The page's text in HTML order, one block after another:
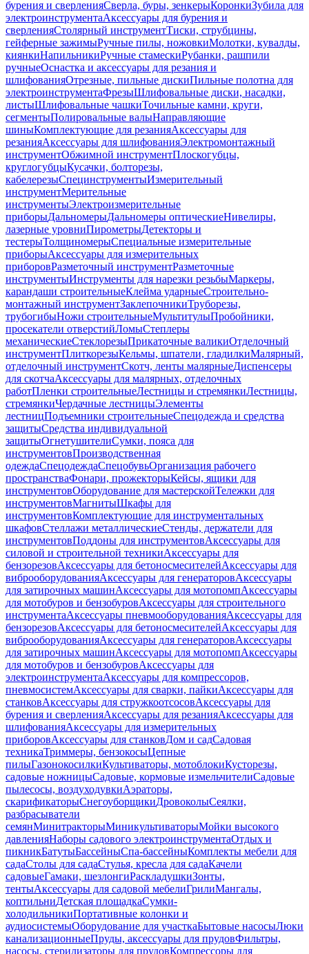
бурения и сверленияСверла, буры, зенкерыКоронкиЗубила для
электроинструментаАксессуары для бурения и
сверленияСтолярный инструментТиски, струбцины,
гейферные зажимыРучные пилы, ножовкиМолотки, кувалды,
киянкиНапильникиРучные стамескиРубанки, рашпили
ручныеОснастка и аксессуары для резания и
шлифованияОтрезные, пильные дискиПильные полотна для
электроинструментаФрезыШлифовальные диски, насадки,
листыШлифовальные чашкиТочильные камни, круги,
сегментыПолировальные валыНаправляющие
шиныКомплектующие для резанияАксессуары для
резанияАксессуары для шлифованияЭлектромонтажный
инструментОбжимной инструментПлоскогубцы,
круглогубцыКусачки, болторезы,
кабелерезыСпецинструментыИзмерительный
инструментМерительные
инструментыЭлектроизмерительные
приборыДальномерыДальномеры оптическиеНивелиры,
лазерные уровниПирометрыДетекторы и
тестерыТолщиномерыСпециальные измерительные
приборыАксессуары для измерительных
приборовРазметочный инструментРазметочные
инструментыИнструменты для нарезки резьбыМаркеры,
карандаши строительныеКлейма ударныеСтроительно-
монтажный инструментЗаклепочникиТруборезы,
трубогибыНожи строительныеМультитулыПробойники,
просекатели отверстийЛомыСтеплеры
механическиеСтеклорезыПрикаточные валикиОтделочный
инструментПлиткорезыКельмы, шпатели, гладилкиМалярный,
отделочный инструментСкотч, ленты малярныеДиспенсеры
для скотчаАксессуары для малярных, отделочных
работПленки строительныеЛестницы и стремянкиЛестницы,
стремянкиЧердачные лестницыЭлементы
лестницПодъемники строительныеСпецодежда и средства
защитыСредства индивидуальной
защитыОгнетушителиСумки, пояса для
инструментовПроизводственная
одеждаСпецодеждаСпецобувьОрганизация рабочего
пространстваФонари, прожекторыКейсы, ящики для
инструментовОборудование для мастерскойТележки для
инструментовМагнитыШкафы для
инструментовКомплектующие для инструментальных
шкафовСтеллажи металлическиеСтенды, держатели для
инструментовПоддоны для инструментовАксессуары для
силовой и строительной техникиАксессуары для
бензорезовАксессуары для бетоносмесителейАксессуары для
виброоборудованияАксессуары для генераторовАксессуары
для затирочных машинАксессуары для мотопомпАксессуары
для мотобуров и бензобуровАксессуары для строительного
инструментаАксессуары пневмооборудованияАксессуары для
бензорезовАксессуары для бетоносмесителейАксессуары для
виброоборудованияАксессуары для генераторовАксессуары
для затирочных машинАксессуары для мотопомпАксессуары
для мотобуров и бензобуровАксессуары для
электроинструментаАксессуары для компрессоров,
пневмосистемАксессуары для сварки, пайкиАксессуары для
станковАксессуары для стружкоотсосовАксессуары для
бурения и сверленияАксессуары для резанияАксессуары для
шлифованияАксессуары для измерительных
приборовАксессуары для станковДом и садСадовая
техникаТриммеры, бензокосыЦепные
пилыГазонокосилкиКультиваторы, мотоблокиКусторезы,
садовые ножницыСадовые, кормовые измельчителиСадовые
пылесосы, воздуходувкиАэраторы,
скарификаторыСнегоуборщикиДровоколыСеялки,
разбрасыватели
семянМинитракторыМиникультиваторыМойки высокого
давленияНаборы садового электроинструментаОтдых и
пикникБатутыБассейныСпа-бассейныКомплекты мебели для
садаСтолы для садаСтулья, кресла для садаКачели
садовыеГамаки, шезлонгиРаскладушкиЗонты,
тентыАксессуары для садовой мебелиГрилиМангалы,
коптильниДетская площадкаСумки-
холодильникиПортативные колонки и
аудиосистемыОборудование для участкаБытовые насосыЛюки
канализационныеПруды, аксессуары для прудовФильтры,
насосы, стерилизаторы для прудовКомпрессоры для